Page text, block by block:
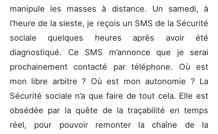
manipule les masses à distance. Un samedi, à
l’heure de la sieste, je reçois un SMS de la Sécurité
sociale quelques heures après avoir été
diagnostiqué. Ce SMS m’annonce que je serai
prochainement contacté par téléphone. Où est
mon libre arbitre ? Où est mon autonomie ? La
Sécurité sociale n’a que faire de tout cela. Elle est
obsédée par la quête de la traçabilité en temps
réel, pour pouvoir remonter la chaîne de la